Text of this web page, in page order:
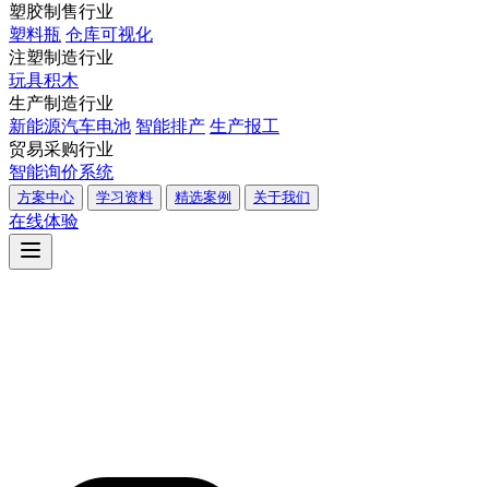
塑胶制售行业
塑料瓶 仓库可视化
注塑制造行业
玩具积木
生产制造行业
新能源汽车电池 智能排产 生产报工
贸易采购行业
智能询价系统
方案中心 学习资料 精选案例 关于我们
在线体验